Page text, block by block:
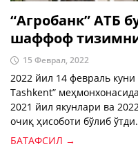
“Агробанк” АТБ
шаффоф
15 Феврал, 2022
2022 йил 14 февраль куни
Tashkent”
2021 йил якунлари ва
очиқ ҳисоботи бўлиб ўтди.
БАТАФСИЛ →